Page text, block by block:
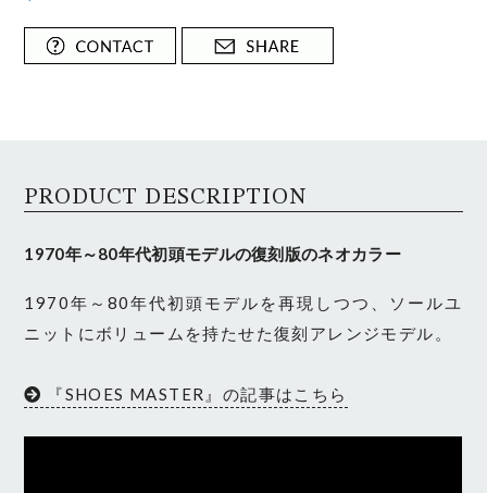
PRODUCT DESCRIPTION
1970年～80年代初頭モデルの復刻版のネオカラー
1970年～80年代初頭モデルを再現しつつ、ソールユ
ニットにボリュームを持たせた復刻アレンジモデル。
『SHOES MASTER』の記事はこちら